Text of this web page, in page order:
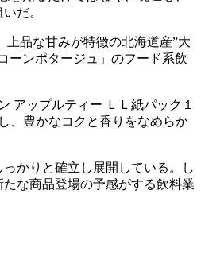
だ。
品な甘みが特徴の北海道産”大
ーンポタージュ」のフード系飲
アップルティー ＬＬ紙パック１
、豊かなコクと香りをなめらか
かりと確立し展開している。し
な商品登場の予感がする飲料業